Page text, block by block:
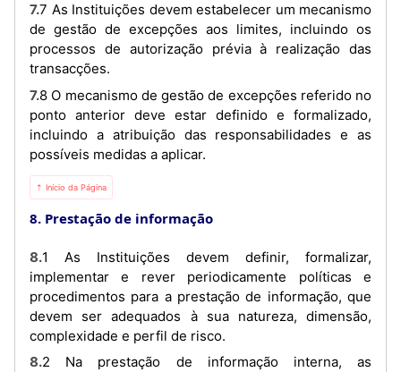
7.7 As Instituições devem estabelecer um mecanismo
de gestão de excepções aos limites, incluindo os
processos de autorização prévia à realização das
transacções.
7.8 O mecanismo de gestão de excepções referido no
ponto anterior deve estar definido e formalizado,
incluindo a atribuição das responsabilidades e as
possíveis medidas a aplicar.
⇡ Início da Página
8. Prestação de informação
8.1 As Instituições devem definir, formalizar,
implementar e rever periodicamente políticas e
procedimentos para a prestação de informação, que
devem ser adequados à sua natureza, dimensão,
complexidade e perfil de risco.
8.2 Na prestação de informação interna, as